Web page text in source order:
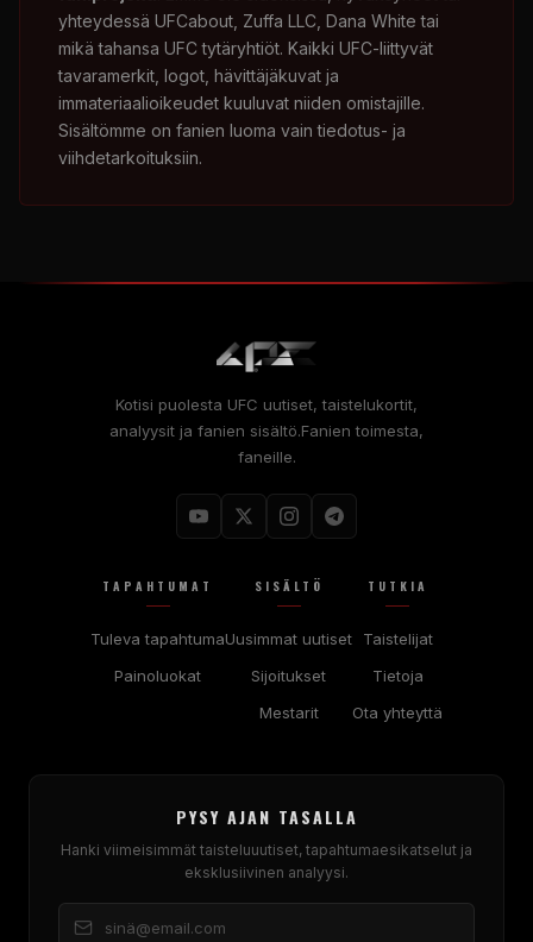
yhteydessä UFCabout, Zuffa LLC, Dana White tai
mikä tahansa UFC tytäryhtiöt. Kaikki UFC-liittyvät
tavaramerkit, logot, hävittäjäkuvat ja
immateriaalioikeudet kuuluvat niiden omistajille.
Sisältömme on fanien luoma vain tiedotus- ja
viihdetarkoituksiin.
Kotisi puolesta UFC uutiset, taistelukortit,
analyysit ja fanien sisältö.Fanien toimesta,
faneille.
TAPAHTUMAT
Tuleva tapahtuma
Painoluokat
SISÄLTÖ
Uusimmat uutiset
Sijoitukset
Mestarit
TUTKIA
Taistelijat
Tietoja
Ota yhteyttä
PYSY AJAN TASALLA
Hanki viimeisimmät taisteluuutiset, tapahtumaesikatselut ja
eksklusiivinen analyysi.